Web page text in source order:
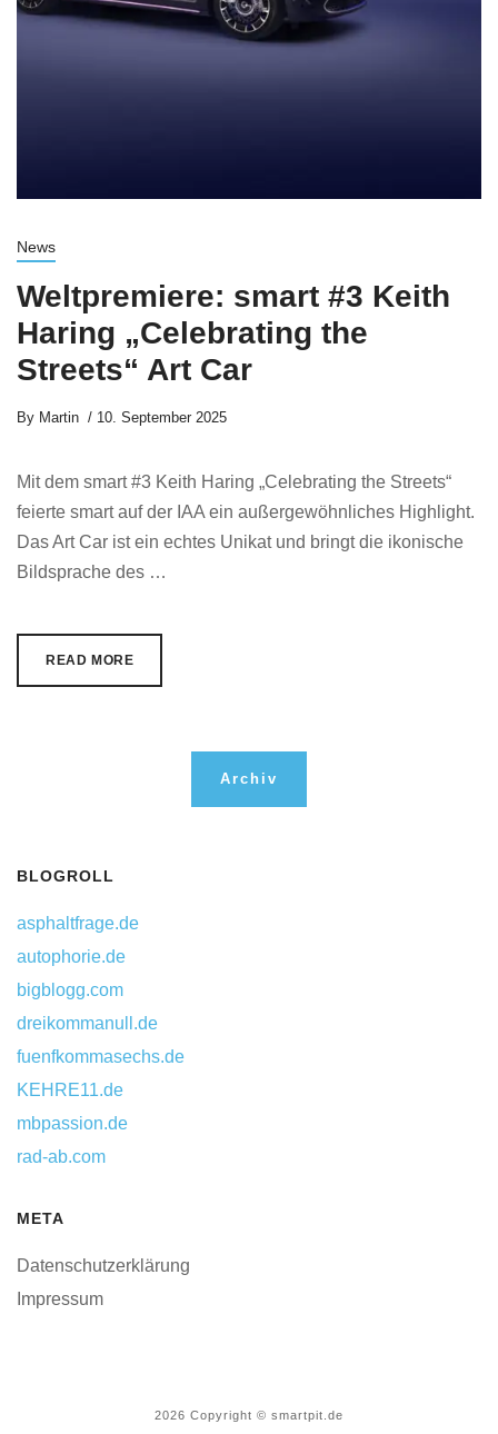
News
Weltpremiere: smart #3 Keith
Haring „Celebrating the
Streets“ Art Car
By Martin 10. September 2025
Mit dem smart #3 Keith Haring „Celebrating the Streets“
feierte smart auf der IAA ein außergewöhnliches Highlight.
Das Art Car ist ein echtes Unikat und bringt die ikonische
Bildsprache des …
READ MORE
Archiv
BLOGROLL
asphaltfrage.de
autophorie.de
bigblogg.com
dreikommanull.de
fuenfkommasechs.de
KEHRE11.de
mbpassion.de
rad-ab.com
META
Datenschutzerklärung
Impressum
2026 Copyright © smartpit.de